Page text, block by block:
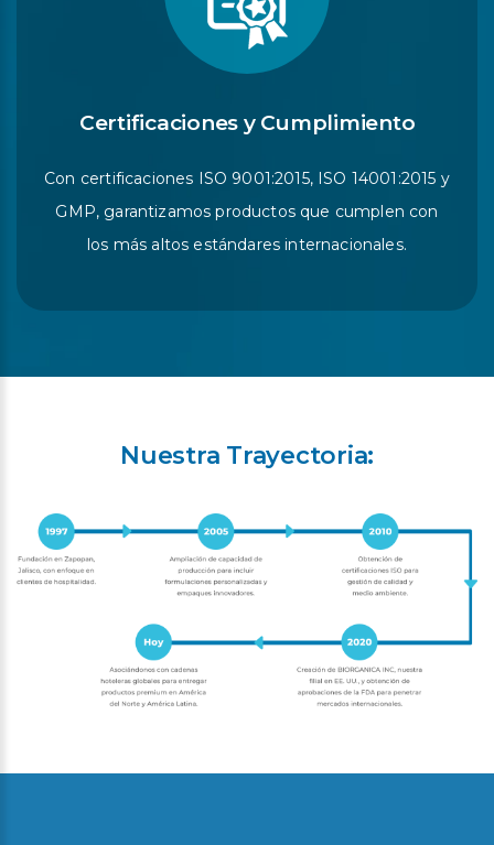
Certificaciones y Cumplimiento
Con certificaciones ISO 9001:2015, ISO 14001:2015 y
GMP, garantizamos productos que cumplen con
los más altos estándares internacionales.
Nuestra Trayectoria: